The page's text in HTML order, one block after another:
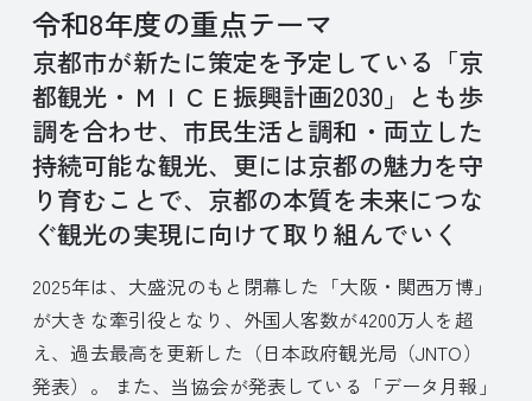
令和8年度の重点テーマ
京都市が新たに策定を予定している「京
都観光・ＭＩＣＥ振興計画2030」とも歩
調を合わせ、市民生活と調和・両立した
持続可能な観光、更には京都の魅力を守
り育むことで、京都の本質を未来につな
ぐ観光の実現に向けて取り組んでいく
2025年は、大盛況のもと閉幕した「大阪・関西万博」
が大きな牽引役となり、外国人客数が4200万人を超
え、過去最高を更新した（日本政府観光局（JNTO）
発表）。 また、当協会が発表している「データ月報」